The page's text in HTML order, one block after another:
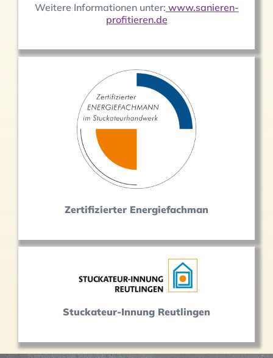
Weitere Informationen unter: www.sanieren-
profitieren.de
Zertifizierter Energiefachman
Stuckateur-Innung Reutlingen